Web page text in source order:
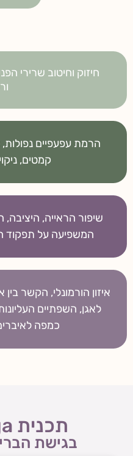
חיזוק וחיטוב שרירי
הרמת עפעפיים
קמטים,
שיפור הראייה,
המשפיעה על תפקוד
איזון הורמונלי, הקשר
לאגן, השפתיים
כמפה
תכנית Faceyoga
בגישת